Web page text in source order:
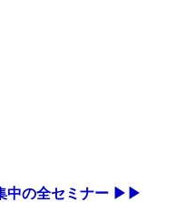
中の全セミナー ▶▶